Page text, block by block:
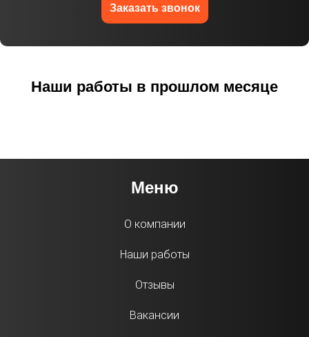
Заказать звонок
Наши работы в прошлом месяце
Меню
О компании
Наши работы
Отзывы
Вакансии